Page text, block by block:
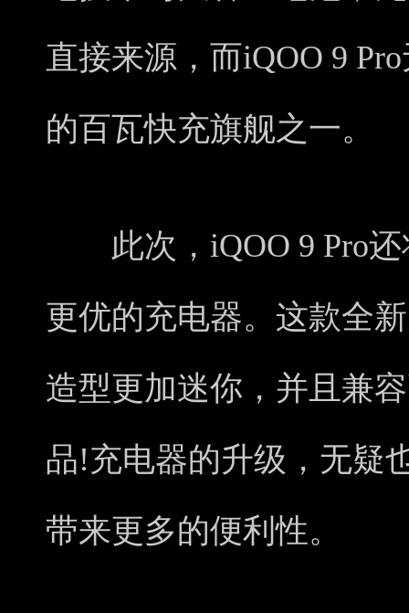
直接来源，而iQOO 9
的百瓦快充旗舰之一。
此次，iQOO 9 Pro还
更优的充电器。这款全
造型更加迷你，并且兼
品!充电器的升级，无疑
带来更多的便利性。